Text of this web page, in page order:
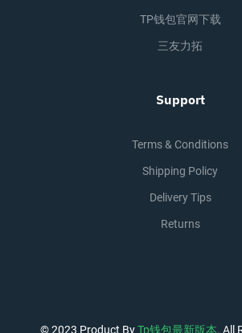
TP钱包官网下载
三友力拓
Support
Terms & Conditions
Shipping Policy
Delivery Tips
Returns
© 2023 Product ByTp钱包最新版本. All